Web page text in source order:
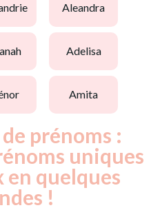
aleandra
adelisa
amita
prénoms :
uniques
quelques
!